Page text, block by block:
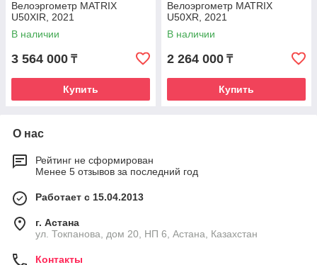
Велоэргометр MATRIX
U50XIR, 2021
В наличии
3 564 000 ₸
Купить
Велоэргометр MATRIX
U50XR, 2021
В наличии
2 264 000 ₸
Купить
О нас
Рейтинг не сформирован
Менее 5 отзывов за последний год
Работает с 15.04.2013
г. Астана
ул. Токпанова, дом 20, НП 6, Астана, Казахстан
Контакты